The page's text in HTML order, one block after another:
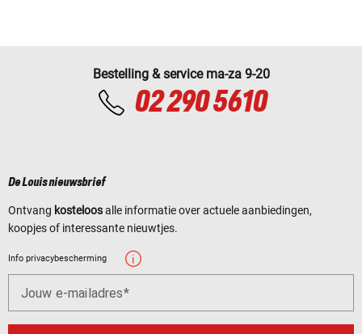
Bestelling & service ma-za 9-20
02 290 5610
De Louis nieuwsbrief
Ontvang kosteloosalle informatie over actuele aanbiedingen,
koopjes of interessante nieuwtjes.
Info privacybescherming
Jouw e-mailadres